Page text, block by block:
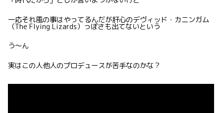
一応それ風の事はやってるんだが肝心のデヴィッド・カニンガム
（The Flying Lizards）っぽさも出てないという
う〜ん
実はこの人他人のプロデュースが苦手なのかな？